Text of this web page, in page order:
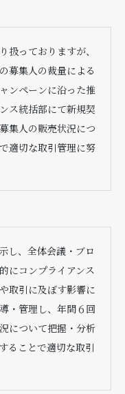
扱っておりますが、
募集人の裁量による
ンペーンに沿った推
ス統括部にて新規契
集人の販売状況につ
適切な取引管理に努
し、全体会議・ブロ
にコンプライアンス
取引に及ぼす影響に
・管理し、年間６回
について把握・分析
ることで適切な取引